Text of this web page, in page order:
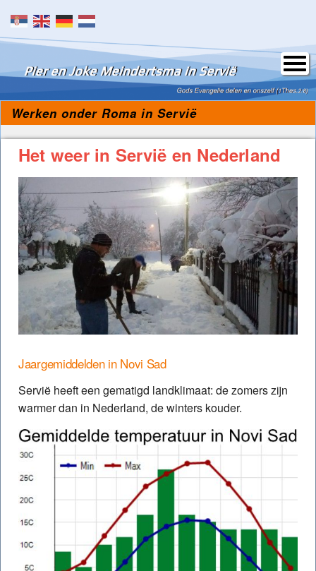
Skip to content
Het weer in Servië en Nederland
Jaargemiddelden in Novi Sad
Servië heeft een gematigd landklimaat: de zomers zijn
warmer dan in Nederland, de winters kouder.
Werken onder Roma in Servië